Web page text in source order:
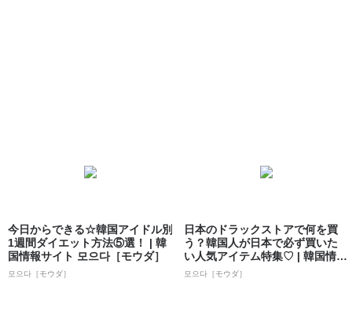
今日からできる☆韓国アイドル別
1週間ダイエット方法⑤選！ | 韓
国情報サイト 모으다［モウダ］
모으다［モウダ］
日本のドラックストアで何を買
う？韓国人が日本で必ず買いた
い人気アイテム特集♡ | 韓国情報
サイト ...
모으다［モウダ］